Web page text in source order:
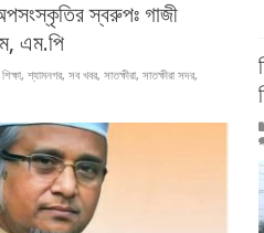
স্বরুপঃ গাজী
এম.পি
শিক্ষা, শ্যামনগর, সব খবর, সাতক্ষীরা, সাতক্ষীরা সদর,